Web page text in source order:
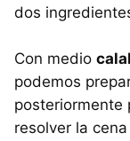
dos
Con medio
podemos
posteriormente
resolver la